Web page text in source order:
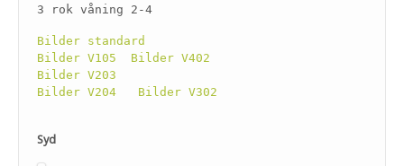
3 rok våning 2-4
Bilder standard
Bilder V105 Bilder V402
Bilder V203
Bilder V204
Bilder V302
Syd